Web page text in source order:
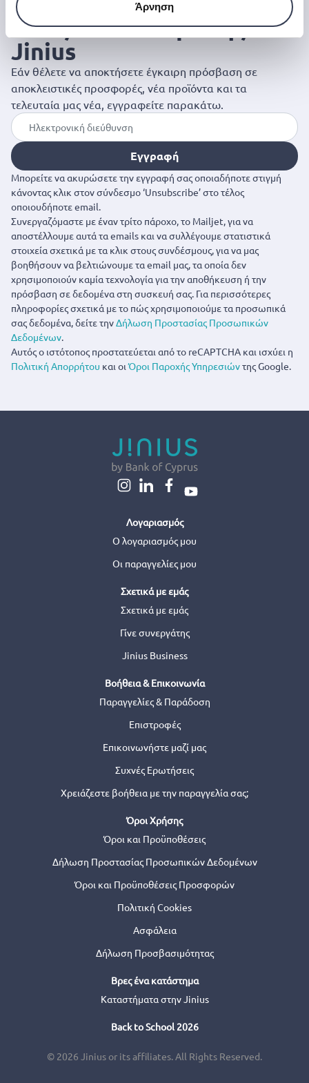
Άρνηση
Μπες στον κόσμο της
Jinius
Εάν θέλετε να αποκτήσετε έγκαιρη πρόσβαση σε
αποκλειστικές προσφορές, νέα προϊόντα και τα
τελευταία μας νέα, εγγραφείτε παρακάτω.
Εγγραφή
Μπορείτε να ακυρώσετε την εγγραφή σας οποιαδήποτε στιγμή
κάνοντας κλικ στον σύνδεσμο ‘Unsubscribe’ στο τέλος
οποιουδήποτε email.
Συνεργαζόμαστε με έναν τρίτο πάροχο, το Mailjet, για να
αποστέλλουμε αυτά τα emails και να συλλέγουμε στατιστικά
στοιχεία σχετικά με τα κλικ στους συνδέσμους, για να μας
βοηθήσουν να βελτιώνουμε τα email μας, τα οποία δεν
χρησιμοποιούν καμία τεχνολογία για την αποθήκευση ή την
πρόσβαση σε δεδομένα στη συσκευή σας. Για περισσότερες
πληροφορίες σχετικά με το πώς χρησιμοποιούμε τα προσωπικά
σας δεδομένα, δείτε τηνΔήλωση Προστασίας Προσωπικών
Δεδομένων.
Αυτός ο ιστότοπος προστατεύεται από το reCAPTCHA και ισχύει η
Πολιτική Απορρήτου και οιΌροι Παροχής Υπηρεσιώντης Google.
Λογαριασμός
Ο λογαριασμός μου
Οι παραγγελίες μου
Σχετικά με εμάς
Σχετικά με εμάς
Γίνε συνεργάτης
Jinius Business
Βοήθεια & Επικοινωνία
Παραγγελίες & Παράδοση
Επιστροφές
Επικοινωνήστε μαζί μας
Συχνές Ερωτήσεις
Χρειάζεστε βοήθεια με την παραγγελία σας;
Όροι Χρήσης
Όροι και Προϋποθέσεις
Δήλωση Προστασίας Προσωπικών Δεδομένων
Όροι και Προϋποθέσεις Προσφορών
Πολιτική Cookies
Ασφάλεια
Δήλωση Προσβασιμότητας
Βρες ένα κατάστημα
Καταστήματα στην Jinius
Back to School 2026
© 2026 Jinius or its affiliates. All Rights Reserved.